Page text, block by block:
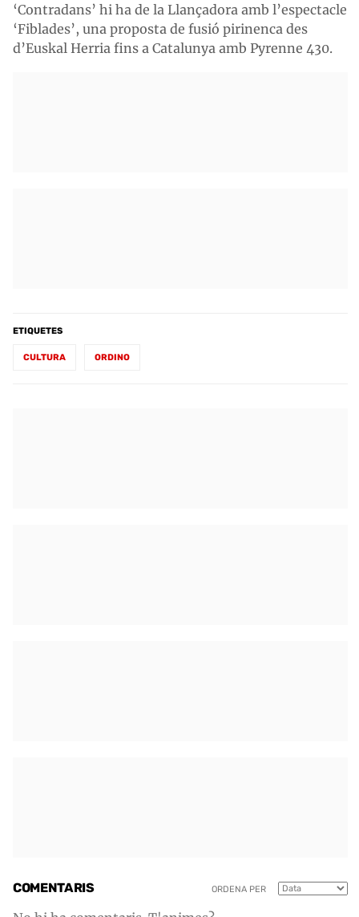
‘Contradans’ hi ha de la Llançadora amb l’espectacle
‘Fiblades’, una proposta de fusió pirinenca des
d’Euskal Herria fins a Catalunya amb Pyrenne 430.
ETIQUETES
CULTURA ORDINO
COMENTARIS ORDENA PER